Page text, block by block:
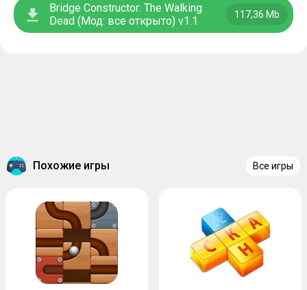
Bridge Constructor: The Walking
Dead (Мод: все открыто) v1.1
117,36 Mb
Похожие игры Все игры